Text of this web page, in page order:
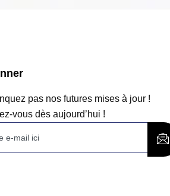
pas nos futures mises à jour !
vous dès aujourd’hui !